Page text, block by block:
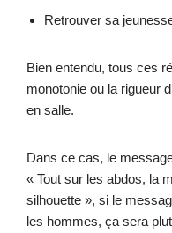
Retrouver sa
Bien entendu, tous ces
monotonie ou la rigueur
en salle.
Dans ce cas, le
« Tout sur les abdos, la
silhouette », si le
les hommes, ça sera